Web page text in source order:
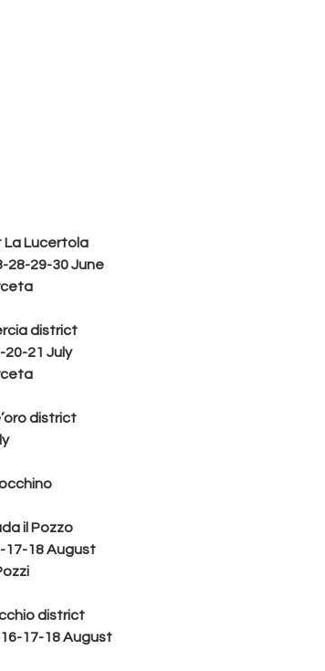
La Lucertola
28-29-30 June
district
21 July
district
il Pozzo
17-18 August
district
17-18 August